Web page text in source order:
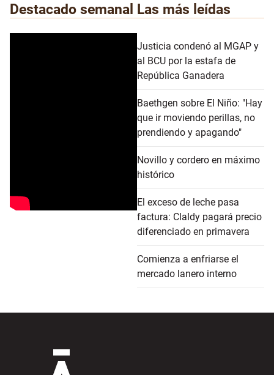
Destacado semanal Las más leídas
Justicia condenó al MGAP y
al BCU por la estafa de
República Ganadera
Baethgen sobre El Niño: "Hay
que ir moviendo perillas, no
prendiendo y apagando"
Novillo y cordero en máximo
histórico
El exceso de leche pasa
factura: Claldy pagará precio
diferenciado en primavera
Comienza a enfriarse el
mercado lanero interno